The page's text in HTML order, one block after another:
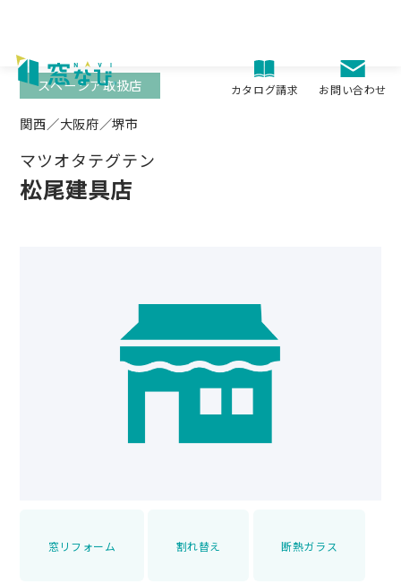
content
カタログ請求 お問い合わせ
関西／大阪府／堺市
マツオタテグテン
松尾建具店
スペーシア取扱店
窓リフォーム 割れ替え 断熱ガラス